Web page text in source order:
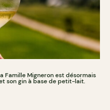
Famille Migneron est désormais
son gin à base de petit-lait.